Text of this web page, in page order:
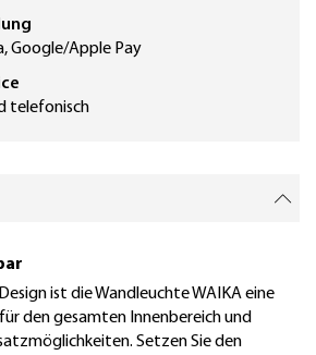
Google/Apple Pay
telefonisch
ist die Wandleuchte WAIKA eine
den gesamten Innenbereich und
Setzen Sie den